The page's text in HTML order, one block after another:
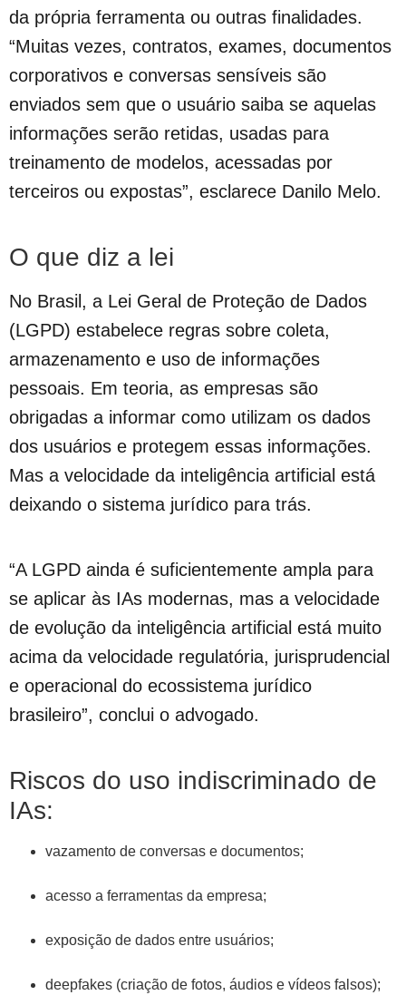
da própria ferramenta ou outras finalidades.
“Muitas vezes, contratos, exames, documentos
corporativos e conversas sensíveis são
enviados sem que o usuário saiba se aquelas
informações serão retidas, usadas para
treinamento de modelos, acessadas por
terceiros ou expostas”, esclarece Danilo Melo.
O que diz a lei
No Brasil, a Lei Geral de Proteção de Dados
(LGPD) estabelece regras sobre coleta,
armazenamento e uso de informações
pessoais. Em teoria, as empresas são
obrigadas a informar como utilizam os dados
dos usuários e protegem essas informações.
Mas a velocidade da inteligência artificial está
deixando o sistema jurídico para trás.
“A LGPD ainda é suficientemente ampla para
se aplicar às IAs modernas, mas a velocidade
de evolução da inteligência artificial está muito
acima da velocidade regulatória, jurisprudencial
e operacional do ecossistema jurídico
brasileiro”, conclui o advogado.
Riscos do uso indiscriminado de
IAs:
vazamento de conversas e documentos;
acesso a ferramentas da empresa;
exposição de dados entre usuários;
deepfakes (criação de fotos, áudios e vídeos falsos);